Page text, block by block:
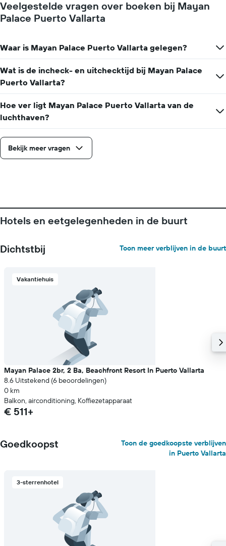
grafiek
toont
1
met
de
gemiddelde
prijs
kamer
naarmate
de
De
toont
1
X-
as
met
het
aantal
dagen
het
verblijf
Y-
as
gemiddelde
een
Veelgestelde vragen over boeken bij Mayan
Palace Puerto Vallarta
Waar is Mayan Palace Puerto Vallarta gelegen?
Wat is de incheck- en uitchecktijd bij Mayan Palace
Puerto Vallarta?
Hoe ver ligt Mayan Palace Puerto Vallarta van de
luchthaven?
Bekijk meer vragen
Hotels en eetgelegenheden in de buurt
Dichtstbij Toon meer verblijven in de buurt
Vakantiehuis
Mayan Palace 2br, 2 Ba, Beachfront Resort In Puerto Vallarta
8.6 Uitstekend (6 beoordelingen)
0 km
Balkon, airconditioning, Koffiezetapparaat
€ 511+
Goedkoopst
Toon de goedkoopste verblijven
in Puerto Vallarta
3-sterrenhotel